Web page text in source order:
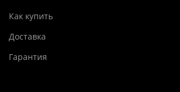
Как купить
Доставка
Гарантия